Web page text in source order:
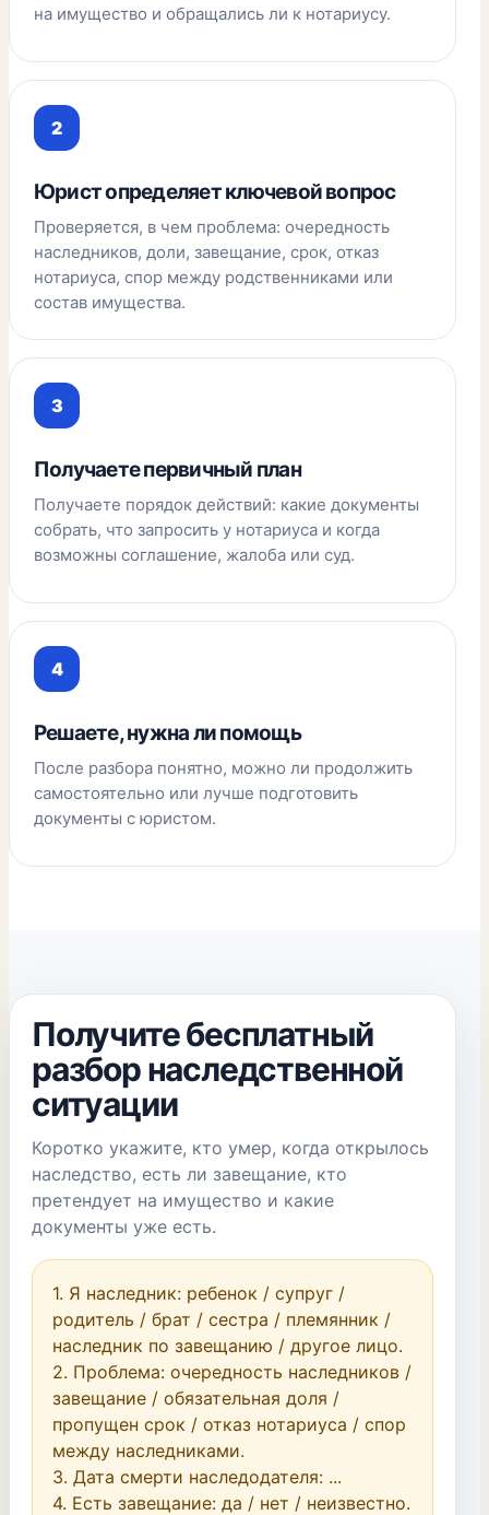
на имущество и обращались ли к нотариусу.
Юрист определяет ключевой вопрос
Проверяется, в чем проблема: очередность
наследников, доли, завещание, срок, отказ
нотариуса, спор между родственниками или
состав имущества.
Получаете первичный план
Получаете порядок действий: какие документы
собрать, что запросить у нотариуса и когда
возможны соглашение, жалоба или суд.
Решаете, нужна ли помощь
После разбора понятно, можно ли продолжить
самостоятельно или лучше подготовить
документы с юристом.
Получите бесплатный
разбор наследственной
ситуации
Коротко укажите, кто умер, когда открылось
наследство, есть ли завещание, кто
претендует на имущество и какие
документы уже есть.
1. Я наследник: ребенок / супруг /
родитель / брат / сестра / племянник /
наследник по завещанию / другое лицо.
2. Проблема: очередность наследников /
завещание / обязательная доля /
пропущен срок / отказ нотариуса / спор
между наследниками.
3. Дата смерти наследодателя: ...
4. Есть завещание: да / нет / неизвестно.